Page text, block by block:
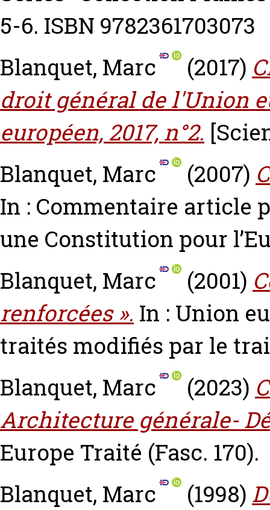
5-6. ISBN 9782361703073
Blanquet, Marc
(2017)
droit général de l'Union
européen, 2017, n°2.
Blanquet, Marc
(2007)
In : Commentaire article
une Constitution pour
Blanquet, Marc
(2001)
renforcées ». In : Union
traités modifiés par le
Blanquet, Marc
(2023)
Architecture générale-
Europe Traité (Fasc. 170).
Blanquet, Marc
(1998)